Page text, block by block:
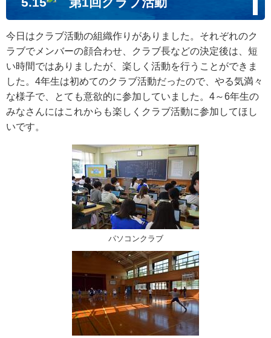
今日はクラブ活動の組織作りがありました。それぞれのク
ラブでメンバーの顔合わせ、クラブ長などの決定後は、短
い時間ではありましたが、楽しく活動を行うことができま
した。4年生は初めてのクラブ活動だったので、やる気満々
な様子で、とても意欲的に参加していました。4～6年生の
みなさんにはこれからも楽しくクラブ活動に参加してほし
いです。
パソコンクラブ